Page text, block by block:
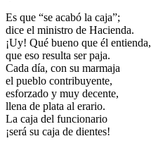
Es que “se acabó la caja”;
dice el ministro de Hacienda.
¡Uy! Qué bueno que él entienda,
que eso resulta ser paja.
Cada día, con su marmaja
el pueblo contribuyente,
esforzado y muy decente,
llena de plata al erario.
La caja del funcionario
¡será su caja de dientes!